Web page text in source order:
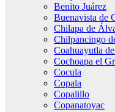
Benito Juárez
Buenavista de
Chilapa de
Chilpancingo
Coahuayutla
Cochoapa el
Cocula
Copala
Copalillo
Copanatoyac